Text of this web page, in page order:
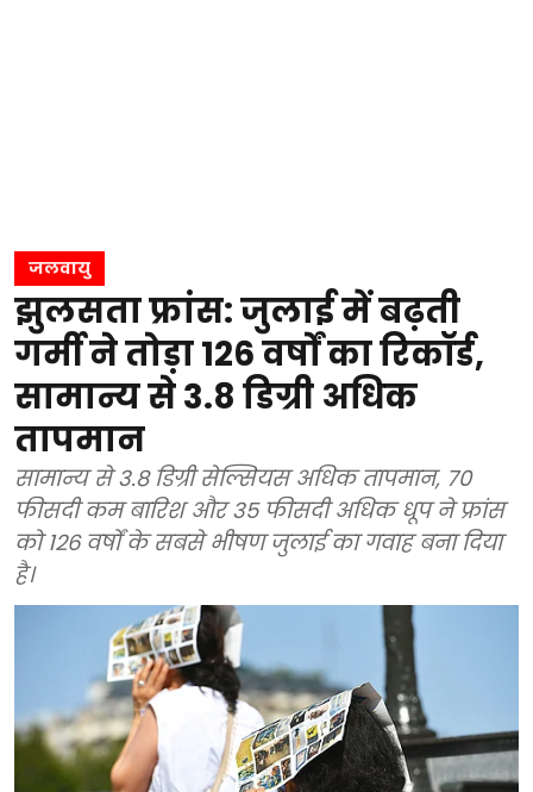
जलवायु
झुलसता फ्रांस: जुलाई में बढ़ती
गर्मी ने तोड़ा 126 वर्षों का रिकॉर्ड,
सामान्य से 3.8 डिग्री अधिक
तापमान
सामान्य से 3.8 डिग्री सेल्सियस अधिक तापमान, 70
फीसदी कम बारिश और 35 फीसदी अधिक धूप ने फ्रांस
को 126 वर्षों के सबसे भीषण जुलाई का गवाह बना दिया
है।